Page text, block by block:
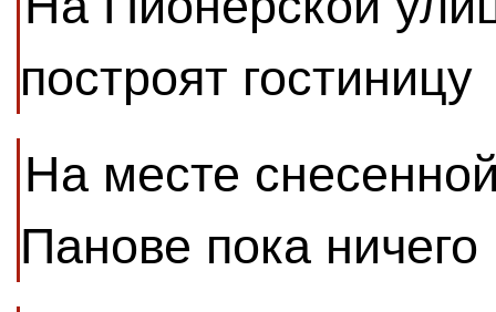
построят гостиницу
На месте
Панове пока ничего